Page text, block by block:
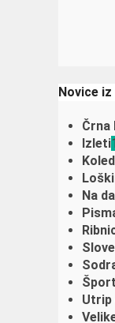
Novice
Črna
Izleti
Na
Šport
Utrip